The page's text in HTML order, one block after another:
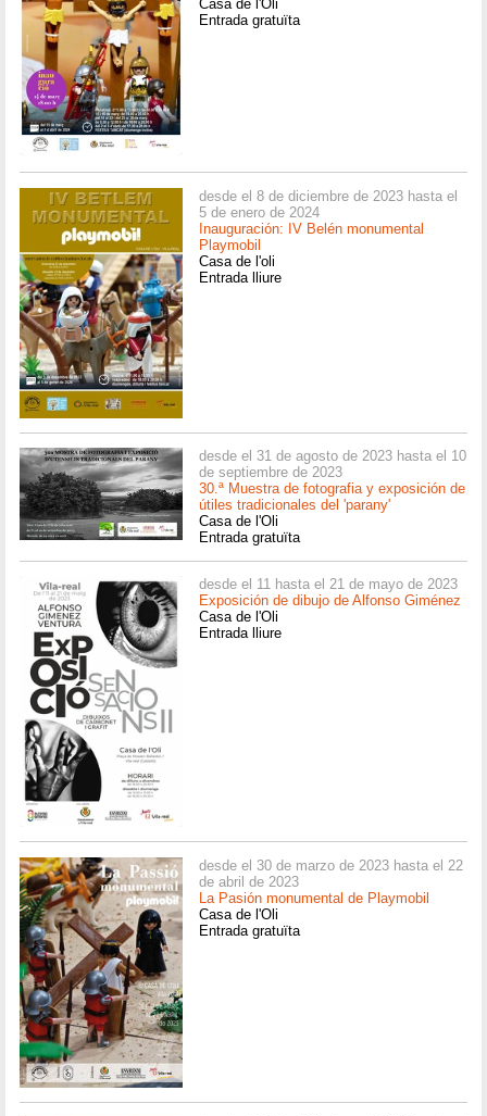
Casa de l'Oli
Entrada gratuïta
desde el 8 de diciembre de 2023 hasta el
5 de enero de 2024
Inauguración: IV Belén monumental
Playmobil
Casa de l'oli
Entrada lliure
desde el 31 de agosto de 2023 hasta el 10
de septiembre de 2023
30.ª Muestra de fotografia y exposición de
útiles tradicionales del 'parany'
Casa de l'Oli
Entrada gratuïta
desde el 11 hasta el 21 de mayo de 2023
Exposición de dibujo de Alfonso Giménez
Casa de l'Oli
Entrada lliure
desde el 30 de marzo de 2023 hasta el 22
de abril de 2023
La Pasión monumental de Playmobil
Casa de l'Oli
Entrada gratuïta